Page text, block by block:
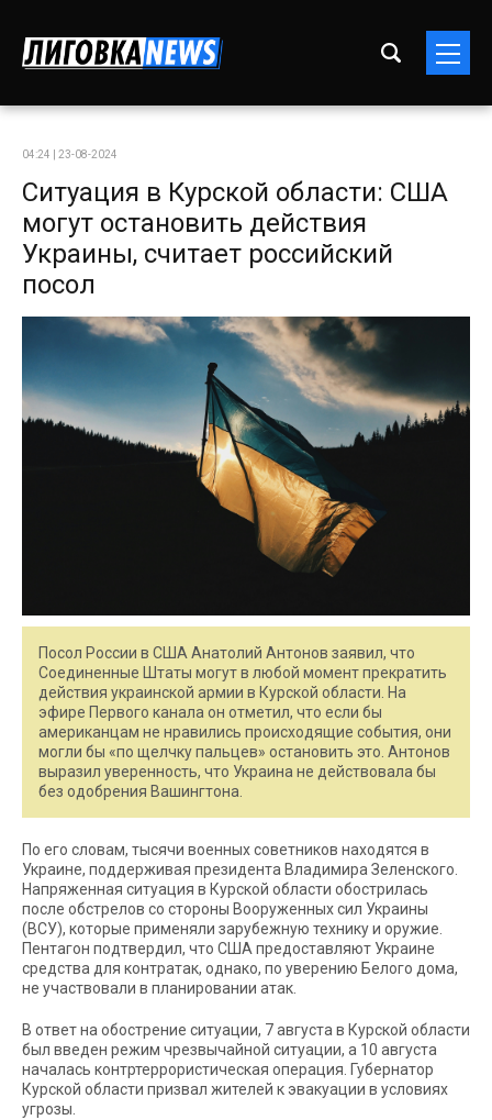
04:24 | 23-08-2024
Ситуация в Курской области: США
могут остановить действия
Украины, считает российский
посол
Посол России в США Анатолий Антонов заявил, что
Соединенные Штаты могут в любой момент прекратить
действия украинской армии в Курской области. На
эфире Первого канала он отметил, что если бы
американцам не нравились происходящие события, они
могли бы «по щелчку пальцев» остановить это. Антонов
выразил уверенность, что Украина не действовала бы
без одобрения Вашингтона.
По его словам, тысячи военных советников находятся в
Украине, поддерживая президента Владимира Зеленского.
Напряженная ситуация в Курской области обострилась
после обстрелов со стороны Вооруженных сил Украины
(ВСУ), которые применяли зарубежную технику и оружие.
Пентагон подтвердил, что США предоставляют Украине
средства для контратак, однако, по уверению Белого дома,
не участвовали в планировании атак.
В ответ на обострение ситуации, 7 августа в Курской области
был введен режим чрезвычайной ситуации, а 10 августа
началась контртеррористическая операция. Губернатор
Курской области призвал жителей к эвакуации в условиях
угрозы.